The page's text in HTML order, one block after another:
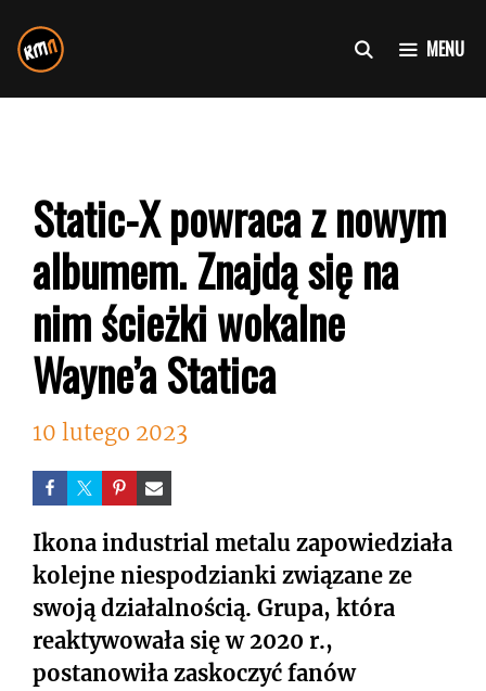
do
treści
MENU
Static-X powraca z nowym
albumem. Znajdą się na
nim ścieżki wokalne
Wayne’a Statica
10 lutego 2023
Ikona industrial metalu zapowiedziała
kolejne niespodzianki związane ze
swoją działalnością. Grupa, która
reaktywowała się w 2020 r.,
postanowiła zaskoczyć fanów